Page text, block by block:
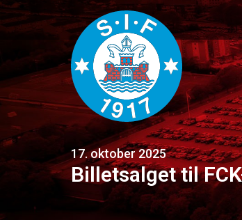
17. oktober 2025
Billetsalget til